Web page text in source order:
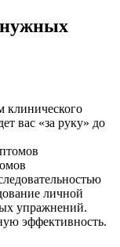
клинического
вас «за руку» до
личной
упражнений.
эффективность.